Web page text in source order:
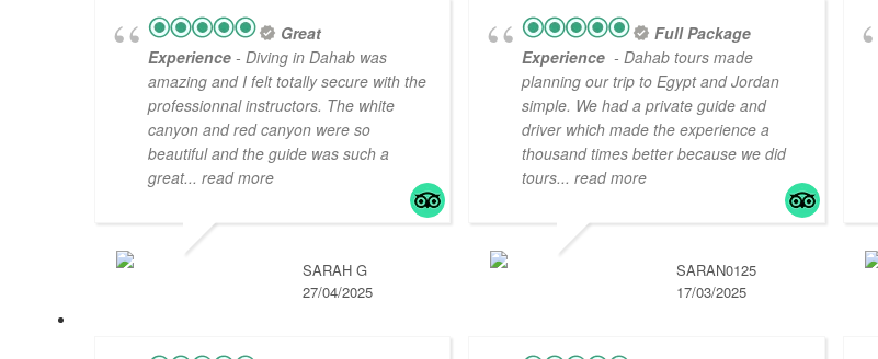
Great
Experience - Diving in Dahab was
amazing and I felt totally secure with the
professionnal instructors. The white
canyon and red canyon were so
beautiful and the guide was such a
great... read more
SARAH G
27/04/2025
Full Package
Experience - Dahab tours made
planning our trip to Egypt and Jordan
simple. We had a private guide and
driver which made the experience a
thousand times better because we did
tours... read more
SARAN0125
17/03/2025